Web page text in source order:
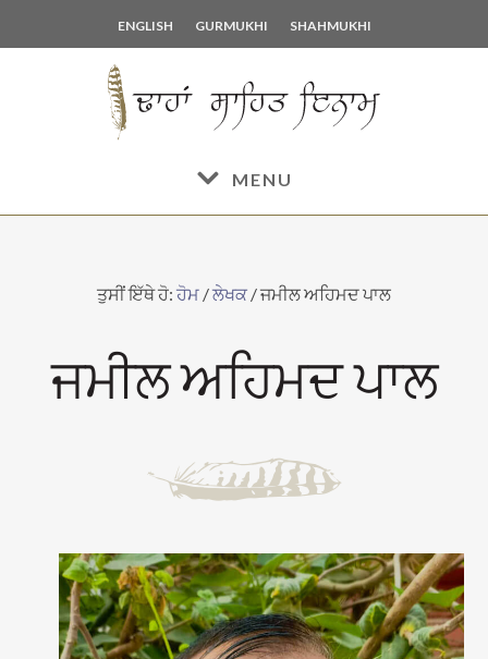
to
to
ENGLISH GURMUKHI SHAHMUKHI
MENU
ਤੁਸੀਂ ਇੱਥੇ ਹੋ: ਹੋਮ /ਲੇਖਕ /ਜਮੀਲ ਅਹਿਮਦ ਪਾਲ
ਜਮੀਲ ਅਹਿਮਦ ਪਾਲ